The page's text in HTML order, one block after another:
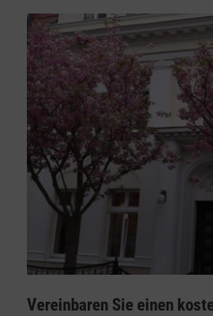
Vereinbaren Sie einen